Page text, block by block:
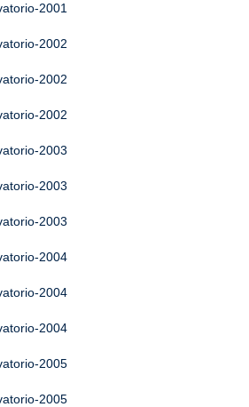
2001
2002
2002
2002
2003
2003
2003
2004
2004
2004
2005
2005